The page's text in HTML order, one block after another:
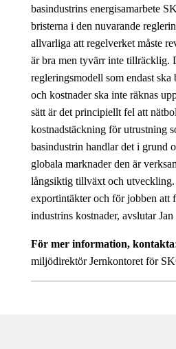
basindustrins energisamarbete
bristerna i den nuvarande
allvarliga att regelverket måste
är bra men tyvärr inte tillräcklig.
regleringsmodell som endast
och kostnader ska inte räknas
sätt är det principiellt fel att
kostnadstäckning för utrustning
basindustrin handlar det i grund
globala marknader den är
långsiktig tillväxt och
exportintäkter och för jobben att
industrins kostnader, avslutar Jan
För mer information, kontakta
miljödirektör Jernkontoret för